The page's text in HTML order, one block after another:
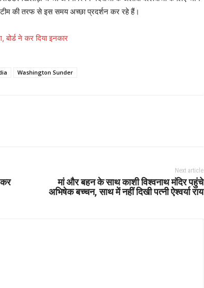
की तरफ से इस समय अच्छा प्रदर्शन कर रहे हैं।
ने कर दिया इनकार
Washington Sunder
कर
Next article
मां और बहन के साथ काशी विश्वनाथ मंदिर पहुंचे
अभिषेक बच्चन, साथ में नहीं दिखी पत्नी ऐश्वर्या राय